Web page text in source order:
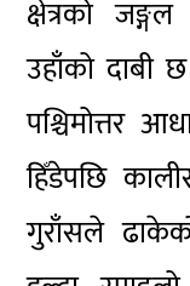
क्षेत्रको
उहाँको दाबी
पश्चिमोत्तर
हिँडेपछि
गुराँसले